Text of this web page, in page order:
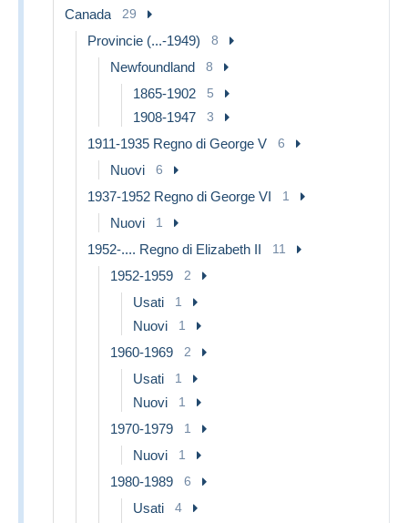
Canada 29
Provincie (...-1949) 8
Newfoundland 8
1865-1902 5
1908-1947 3
1911-1935 Regno di George V 6
Nuovi 6
1937-1952 Regno di George VI 1
Nuovi 1
1952-.... Regno di Elizabeth II 11
1952-1959 2
Usati 1
Nuovi 1
1960-1969 2
Usati 1
Nuovi 1
1970-1979 1
Nuovi 1
1980-1989 6
Usati 4